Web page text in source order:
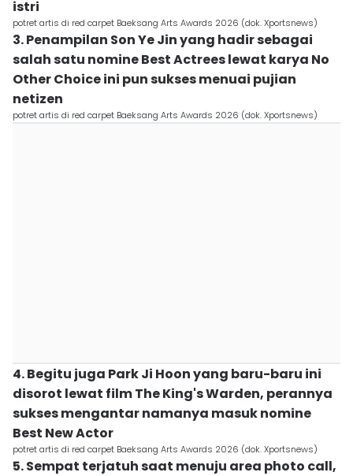
istri
potret artis di red carpet Baeksang Arts Awards 2026 (dok. Xportsnews)
3. Penampilan Son Ye Jin yang hadir sebagai
salah satu nomine Best Actrees lewat karya No
Other Choice ini pun sukses menuai pujian
netizen
potret artis di red carpet Baeksang Arts Awards 2026 (dok. Xportsnews)
4. Begitu juga Park Ji Hoon yang baru-baru ini
disorot lewat film The King's Warden, perannya
sukses mengantar namanya masuk nomine
Best New Actor
potret artis di red carpet Baeksang Arts Awards 2026 (dok. Xportsnews)
5. Sempat terjatuh saat menuju area photo call,